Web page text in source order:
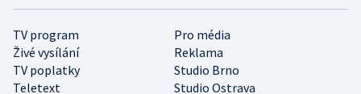
TV program
Pro média
Živé vysílání
Reklama
TV poplatky
Studio Brno
Teletext
Studio Ostrava